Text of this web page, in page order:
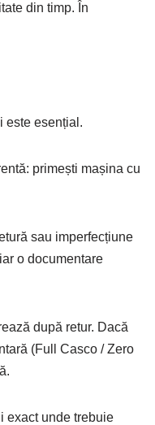
din timp. În
este esențial.
primești mașina cu
sau imperfecțiune
o documentare
după retur. Dacă
(Full Casco / Zero
exact unde trebuie